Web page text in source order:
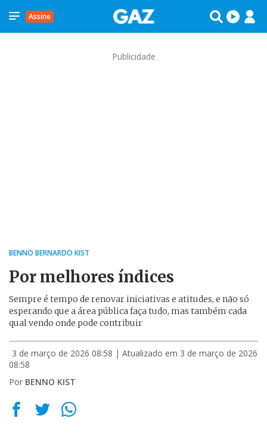
Assine
Publicidade
BENNO BERNARDO KIST
Por melhores índices
Sempre é tempo de renovar iniciativas e atitudes, e não só
esperando que a área pública faça tudo, mas também cada
qual vendo onde pode contribuir
3 de março de 2026 08:58 | Atualizado em 3 de março de 2026
08:58
Por BENNO KIST